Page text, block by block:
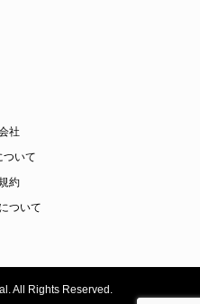
社
ついて
約
ついて
All Rights Reserved.